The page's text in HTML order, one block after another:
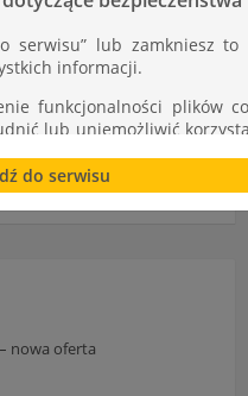
nowa oferta
serwisu” lub zamkniesz to
informacji.
funkcjonalności plików
lub uniemożliwić
prywatności oraz
są cały czas w sekcji
do serwisu